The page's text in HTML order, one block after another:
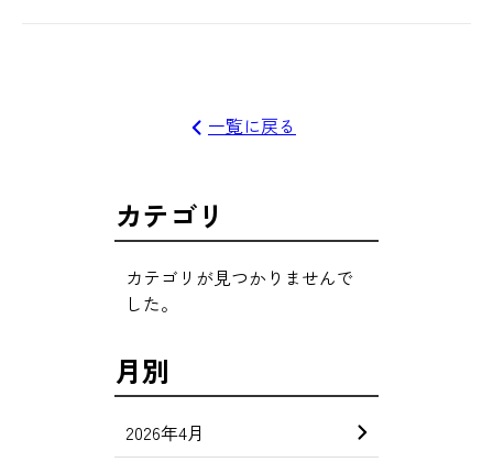
一覧に戻る
カテゴリ
カテゴリが見つかりませんで
した。
月別
2026年4月